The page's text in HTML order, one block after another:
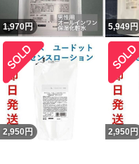
1,970円 5,949円
2,950 円 2,950 円